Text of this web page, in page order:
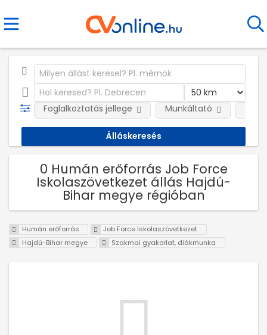
Foglalkoztatás jellege Munkáltató
0 Humán erőforrás Job Force
Iskolaszövetkezet állás Hajdú-
Bihar megye régióban
Humán erőforrás
Job Force Iskolaszövetkezet
Hajdú-Bihar megye
Szakmai gyakorlat, diákmunka